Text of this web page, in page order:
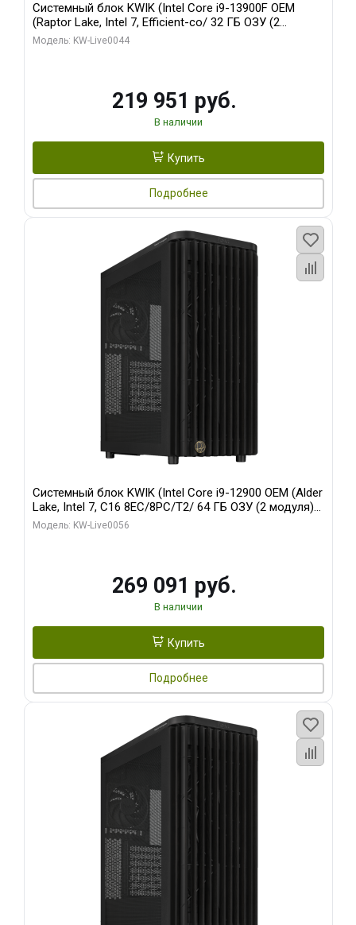
Системный блок KWIK (Intel Core i9-13900F OEM
(Raptor Lake, Intel 7, Efficient-co/ 32 ГБ ОЗУ (2
модуля)/ Gigabyte RTX5070Ti AERO OC 16GB GDDR7
Модель: KW-Live0044
219 951 руб.
В наличии
Купить
Подробнее
Системный блок KWIK (Intel Core i9-12900 OEM (Alder
Lake, Intel 7, C16 8EC/8PC/T2/ 64 ГБ ОЗУ (2 модуля)/
Palit RTX5080 INFINITY 3 OC 16GB GDDR7 256bit 3xDP
Модель: KW-Live0056
269 091 руб.
В наличии
Купить
Подробнее